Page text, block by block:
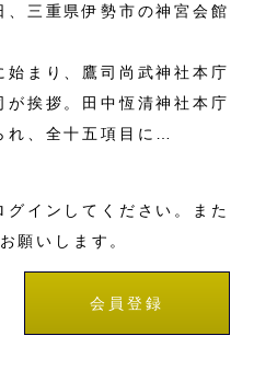
三重県伊勢市の神宮会館
まり、鷹司尚武神社本庁
挨拶。田中恆清神社本庁
れ、全十五項目に…
インしてください。また
願いします。
会員登録